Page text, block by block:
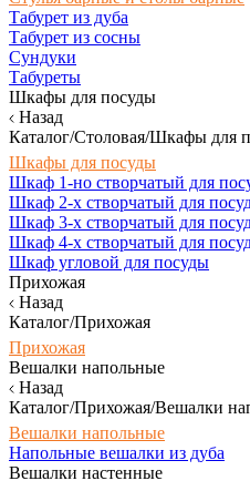
Табурет из дуба
Табурет из сосны
Сундуки
Табуреты
Шкафы для посуды
Назад
Каталог/Столовая/Шкафы для
Шкафы для посуды
Шкаф 1-но створчатый для
Шкаф 2-х створчатый для
Шкаф 3-х створчатый для
Шкаф 4-х створчатый для
Шкаф угловой для посуды
Прихожая
Назад
Каталог/Прихожая
Прихожая
Вешалки напольные
Назад
Каталог/Прихожая/Вешалки
Вешалки напольные
Напольные вешалки из дуба
Вешалки настенные